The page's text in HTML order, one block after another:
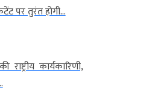
पर तुरंत होगी...
कार्यकारिणी,